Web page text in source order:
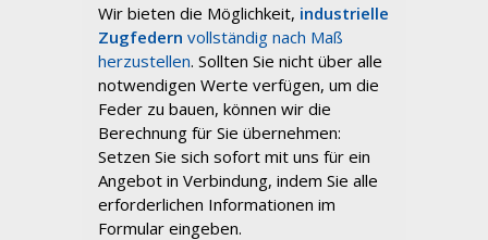
Wir bieten die Möglichkeit, industrielle
Zugfedern vollständig nach Maß
herzustellen. Sollten Sie nicht über alle
notwendigen Werte verfügen, um die
Feder zu bauen, können wir die
Berechnung für Sie übernehmen:
Setzen Sie sich sofort mit uns für ein
Angebot in Verbindung, indem Sie alle
erforderlichen Informationen im
Formular eingeben.